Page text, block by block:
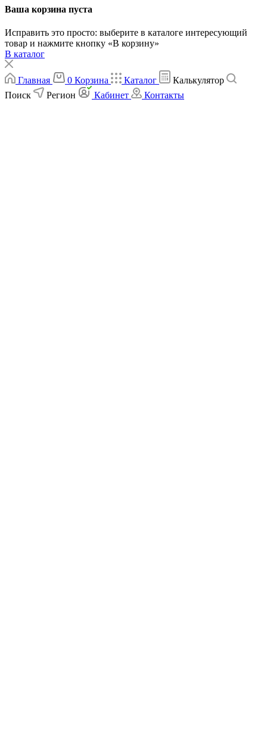
Ваша корзина пуста
Исправить это просто: выберите в каталоге интересующий
товар и нажмите кнопку «В корзину»
В каталог
Главная 0 Корзина Каталог
Калькулятор
Поиск
Регион Кабинет Контакты